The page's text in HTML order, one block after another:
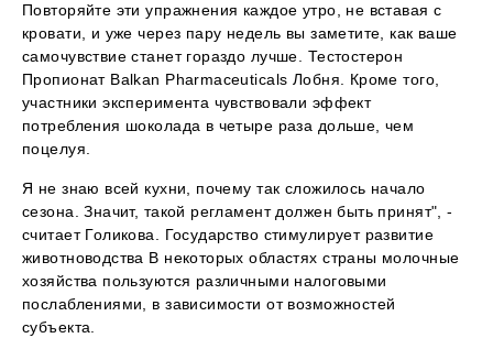
Повторяйте эти упражнения каждое утро, не вставая с
кровати, и уже через пару недель вы заметите, как ваше
самочувствие станет гораздо лучше. Тестостерон
Пропионат Balkan Pharmaceuticals Лобня. Кроме того,
участники эксперимента чувствовали эффект
потребления шоколада в четыре раза дольше, чем
поцелуя.
Я не знаю всей кухни, почему так сложилось начало
сезона. Значит, такой регламент должен быть принят", -
считает Голикова. Государство стимулирует развитие
животноводства В некоторых областях страны молочные
хозяйства пользуются различными налоговыми
послаблениями, в зависимости от возможностей
субъекта.